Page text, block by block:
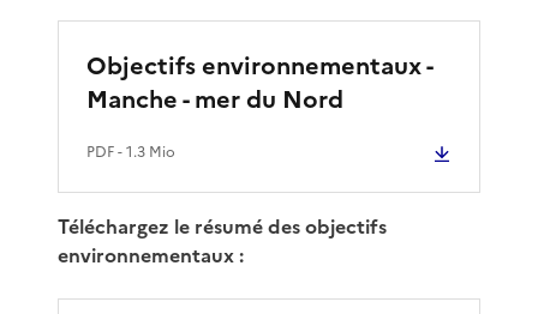
Objectifs environnementaux -
Manche - mer du Nord
PDF- 1.3 Mio
Téléchargez le résumé des objectifs
environnementaux :